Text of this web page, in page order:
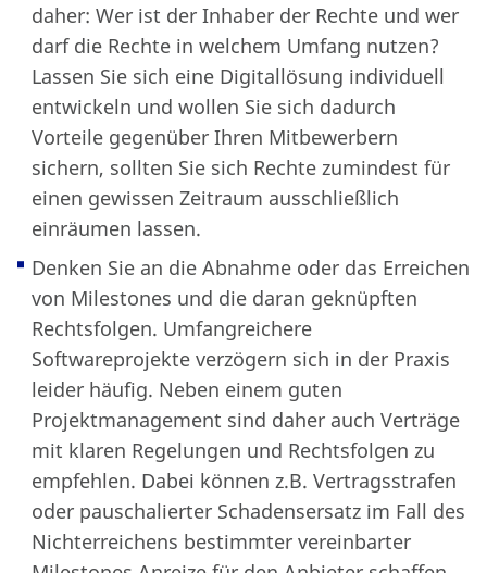
daher: Wer ist der Inhaber der Rechte und wer
darf die Rechte in welchem Umfang nutzen?
Lassen Sie sich eine Digitallösung individuell
entwickeln und wollen Sie sich dadurch
Vorteile gegenüber Ihren Mitbewerbern
sichern, sollten Sie sich Rechte zumindest für
einen gewissen Zeitraum ausschließlich
einräumen lassen.
Denken Sie an die Abnahme oder das Erreichen
von Milestones und die daran geknüpften
Rechtsfolgen. Umfangreichere
Softwareprojekte verzögern sich in der Praxis
leider häufig. Neben einem guten
Projektmanagement sind daher auch Verträge
mit klaren Regelungen und Rechtsfolgen zu
empfehlen. Dabei können z.B. Vertragsstrafen
oder pauschalierter Schadensersatz im Fall des
Nichterreichens bestimmter vereinbarter